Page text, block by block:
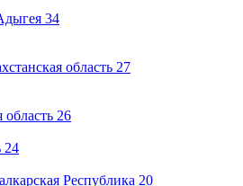
34
область 27
область 26
24
Республика 20